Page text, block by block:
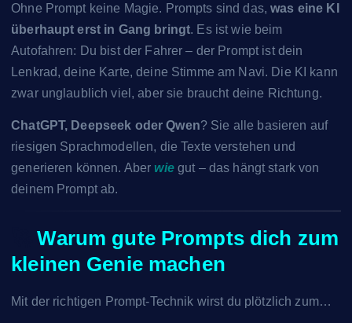
Ohne Prompt keine Magie. Prompts sind das,was eine KI
überhaupt erst in Gang bringt. Es ist wie beim
Autofahren: Du bist der Fahrer – der Prompt ist dein
Lenkrad, deine Karte, deine Stimme am Navi. Die KI kann
zwar unglaublich viel, aber sie braucht deine Richtung.
ChatGPT, Deepseek oder Qwen? Sie alle basieren auf
riesigen Sprachmodellen, die Texte verstehen und
generieren können. Aber wiegut – das hängt stark von
deinem Prompt ab.
Warum gute Prompts dich zum
kleinen Genie machen
Mit der richtigen Prompt-Technik wirst du plötzlich zum…